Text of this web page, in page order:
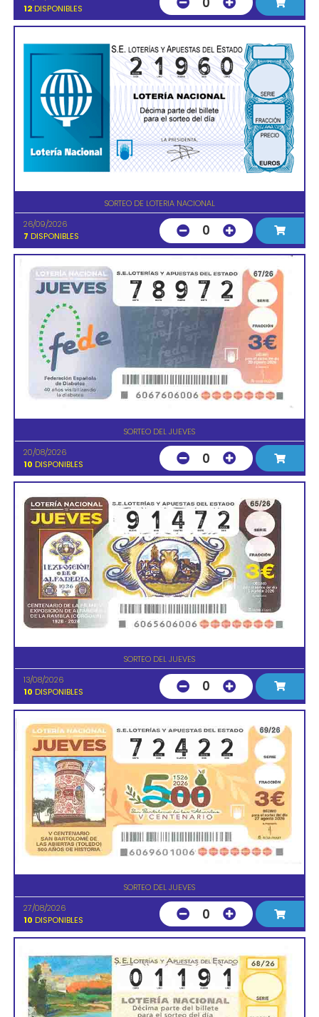
12 DISPONIBLES
SORTEO DE LOTERIA NACIONAL
26/09/2026
7 DISPONIBLES 0
SORTEO DEL JUEVES
20/08/2026
10 DISPONIBLES 0
SORTEO DEL JUEVES
13/08/2026
10 DISPONIBLES 0
SORTEO DEL JUEVES
27/08/2026
10 DISPONIBLES 0